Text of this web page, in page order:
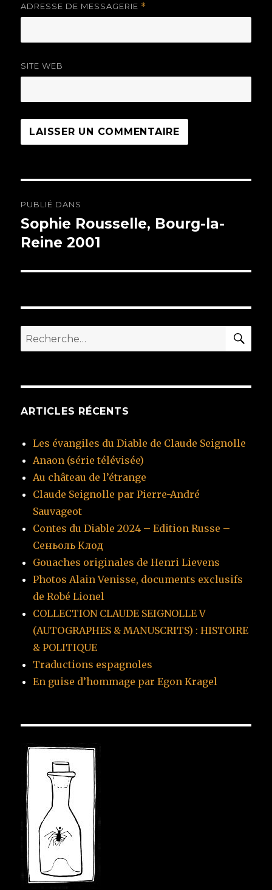
ADRESSE DE MESSAGERIE *
SITE WEB
de
l’article
PUBLIÉ DANS
Sophie Rousselle, Bourg-la-
Reine 2001
Recherche
pour
ARTICLES RÉCENTS
Les évangiles du Diable de Claude Seignolle
Anaon (série télévisée)
Au château de l’étrange
Claude Seignolle par Pierre-André
Sauvageot
Contes du Diable 2024 – Edition Russe –
Сеньоль Клод
Gouaches originales de Henri Lievens
Photos Alain Venisse, documents exclusifs
de Robé Lionel
COLLECTION CLAUDE SEIGNOLLE V
(AUTOGRAPHES & MANUSCRITS) : HISTOIRE
& POLITIQUE
Traductions espagnoles
En guise d’hommage par Egon Kragel